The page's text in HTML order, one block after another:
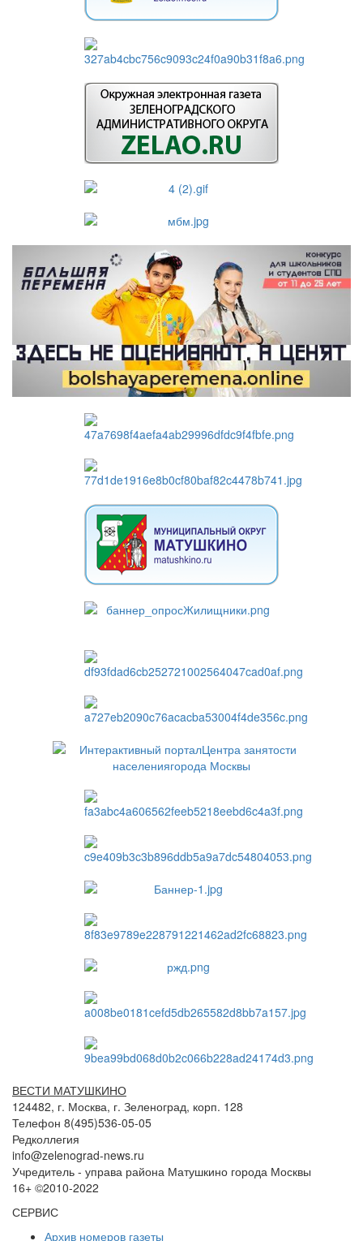
ВЕСТИ МАТУШКИНО
124482, г. Москва, г. Зеленоград, корп. 128
Телефон 8(495)536-05-05
Редколлегия
info@zelenograd-news.ru
Учредитель - управа района Матушкино города Москвы
16+ ©2010-2022
СЕРВИС
Архив номеров газеты